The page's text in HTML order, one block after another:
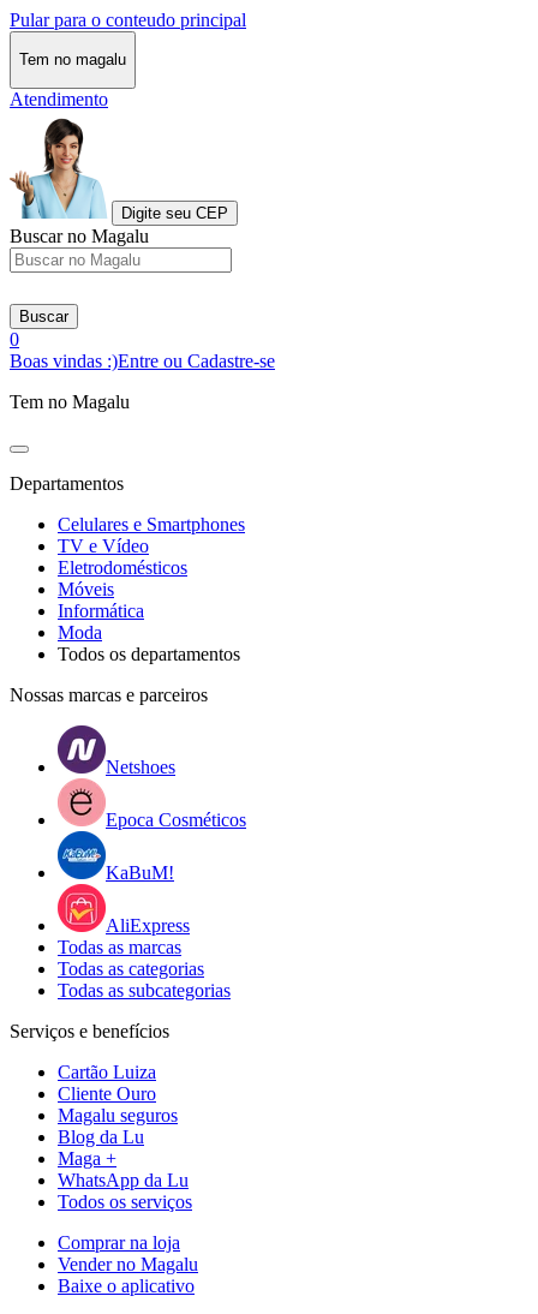
Pular para o conteudo principal
Tem no magalu
Atendimento
Digite seu CEP
Buscar no Magalu
Buscar
0
Boas vindas :)Entre ou Cadastre-se
Tem no Magalu
Departamentos
Celulares e Smartphones
TV e Vídeo
Eletrodomésticos
Móveis
Informática
Moda
Todos os departamentos
Nossas marcas e parceiros
Netshoes
Epoca Cosméticos
KaBuM!
AliExpress
Todas as marcas
Todas as categorias
Todas as subcategorias
Serviços e benefícios
Cartão Luiza
Cliente Ouro
Magalu seguros
Blog da Lu
Maga +
WhatsApp da Lu
Todos os serviços
Comprar na loja
Vender no Magalu
Baixe o aplicativo